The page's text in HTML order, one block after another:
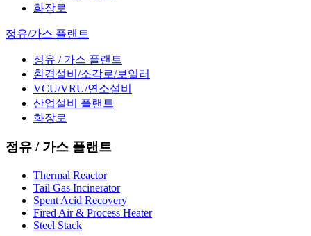
화장로
정유/가스 플랜트
정유 / 가스 플랜트
환경설비/소각로/보일러
VCU/VRU/연소설비
산업설비 플랜트
화장로
정유 / 가스 플랜트
Thermal Reactor
Tail Gas Incinerator
Spent Acid Recovery
Fired Air & Process Heater
Steel Stack